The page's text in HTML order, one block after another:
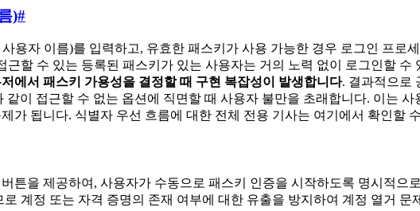
)#
용자 이름)를 입력하고, 유효한 패스키가 사용 가능한 경우 로그인 프로
할 수 있는 등록된 패스키가 있는 사용자는 거의 노력 없이 로그인할 수
에서 패스키 가용성을 결정할 때 구현 복잡성이 발생합니다. 결과적으로
이 접근할 수 없는 옵션에 직면할 때 사용자 불만을 초래합니다. 이는
가 됩니다. 식별자 우선 흐름에 대한 전체 전용 기사는 여기에서 확인할
튼을 제공하여, 사용자가 수동으로 패스키 인증을 시작하도록 명시적으
계정 또는 자격 증명의 존재 여부에 대한 유출을 방지하여 계정 열거